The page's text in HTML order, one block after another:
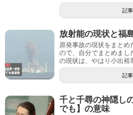
記
放射能の現状と福
原発事故の現状をまと
ので、自分でまとめまし
の現状は、やはり小出裕
記
千と千尋の神隠し
でも】の意味